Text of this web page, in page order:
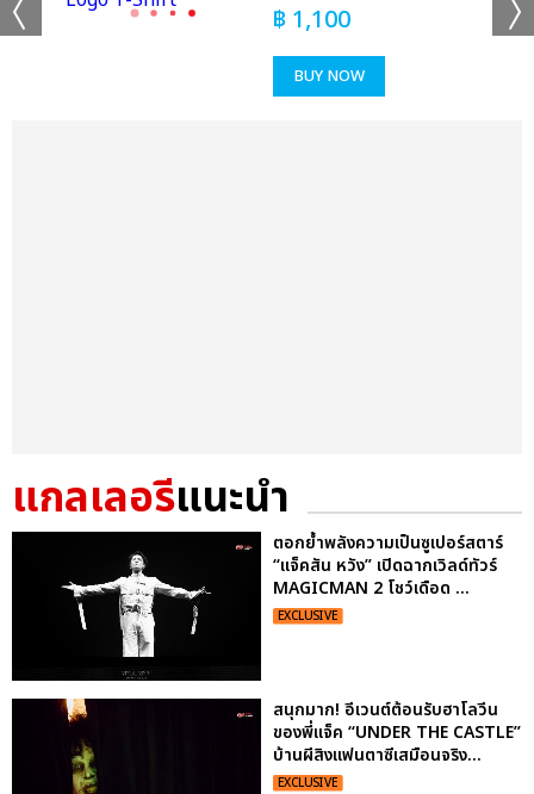
฿ 1,100
BUY NOW
แกลเลอรีแนะนำ
ตอกย้ำพลังความเป็นซูเปอร์สตาร์
“แจ็คสัน หวัง” เปิดฉากเวิลด์ทัวร์
MAGICMAN 2 โชว์เดือด ...
EXCLUSIVE
สนุกมาก! อีเวนต์ต้อนรับฮาโลวีน
ของพี่แจ็ค “UNDER THE CASTLE”
บ้านผีสิงแฟนตาซีเสมือนจริง...
EXCLUSIVE